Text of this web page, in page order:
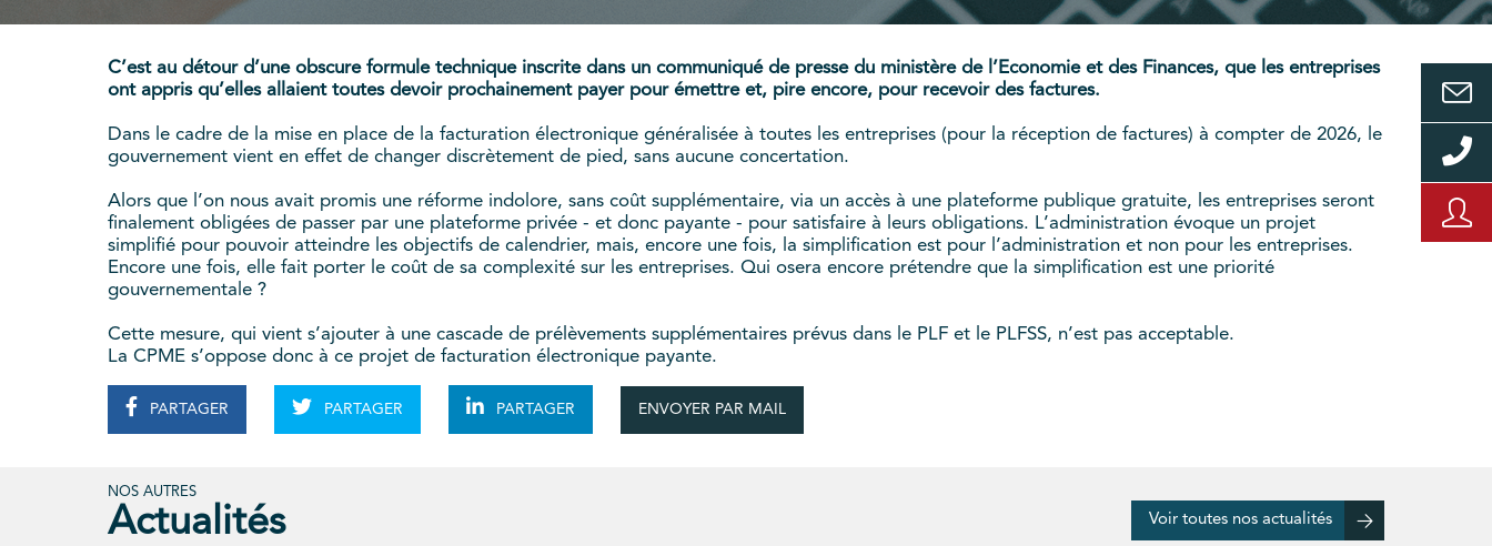
C’est au détour d’une obscure formule technique inscrite dans un communiqué de presse du ministère de l’Economie et des Finances, que les entreprises
ont appris qu’elles allaient toutes devoir prochainement payer pour émettre et, pire encore, pour recevoir des factures.
Dans le cadre de la mise en place de la facturation électronique généralisée à toutes les entreprises (pour la réception de factures) à compter de 2026, le
gouvernement vient en effet de changer discrètement de pied, sans aucune concertation.
Alors que l’on nous avait promis une réforme indolore, sans coût supplémentaire, via un accès à une plateforme publique gratuite, les entreprises seront
finalement obligées de passer par une plateforme privée - et donc payante - pour satisfaire à leurs obligations. L’administration évoque un projet
simplifié pour pouvoir atteindre les objectifs de calendrier, mais, encore une fois, la simplification est pour l’administration et non pour les entreprises.
Encore une fois, elle fait porter le coût de sa complexité sur les entreprises. Qui osera encore prétendre que la simplification est une priorité
gouvernementale ?
Cette mesure, qui vient s’ajouter à une cascade de prélèvements supplémentaires prévus dans le PLF et le PLFSS, n’est pas acceptable.
La CPME s’oppose donc à ce projet de facturation électronique payante.
PARTAGER PARTAGER PARTAGER ENVOYER PAR MAIL
NOS AUTRES
Actualités Voir toutes nos actualités